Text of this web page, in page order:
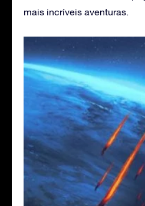
mais incríveis aventuras.